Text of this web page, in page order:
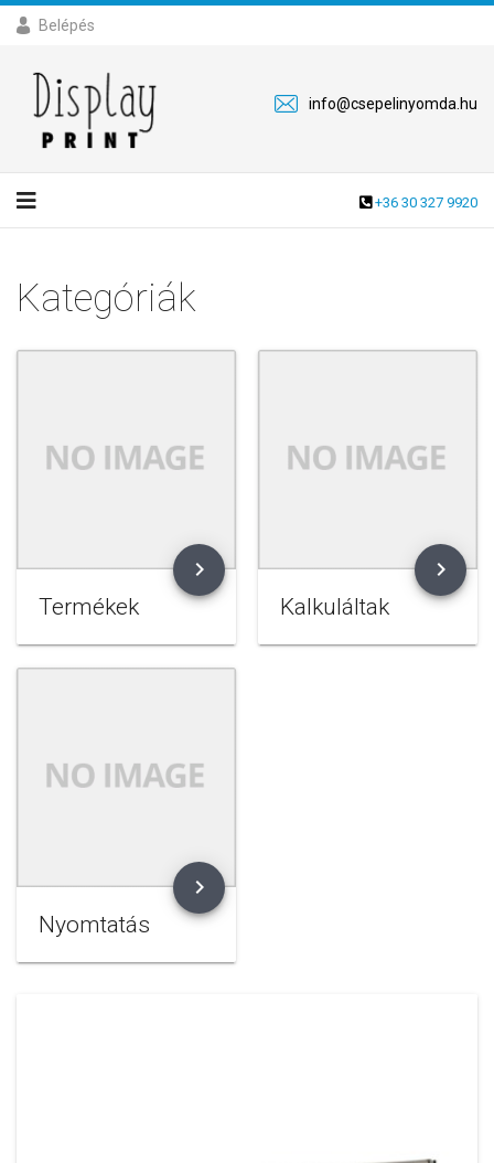
Belépés
info@csepelinyomda.hu
+36 30 327 9920
Kategóriák
chevron_right
Termékek
chevron_right
Kalkuláltak
chevron_right
Nyomtatás